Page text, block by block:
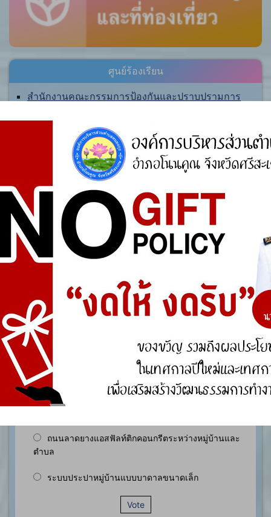
ศูนย์ร้องเรียน
สำนักงานคณะกรรมการป้องกันและปราบปรามการ
สำนักงานคณะกรรมการป้องกันและปราบปรามการ
ทุจริตในภาครัฐ
องค์ความรู้ที่สนับสนุน วิสัยทัศน์ พันธกิจ ยุทธศาสตร์
ขององค์กร
องค์ความรู้จากประสบการณ์ที่องค์กรได้สั่งสมมา
องค์ความรู้ที่ใช้แก้ไขปัญหาที่องค์กรประสบอยู่ใน
องค์ความรู้อื่นๆ ที่เกี่ยวข้องกับการพัฒนาองค์กร
ประชาชนในเขตพื้นที่ตำบลหนองกุง มีความพึงพอใจ
ของต่อการดำเนินงานตามโครงการก่อสร้าง ประเภท
ใดมากที่สุด ?
ถนนลาดยางแอสฟัลท์ติกคอนกรีตระหว่างหมู่บ้านและ
ตำบล
ระบบประปาหมู่บ้านแบบบาดาลขนาดเล็ก
Vote